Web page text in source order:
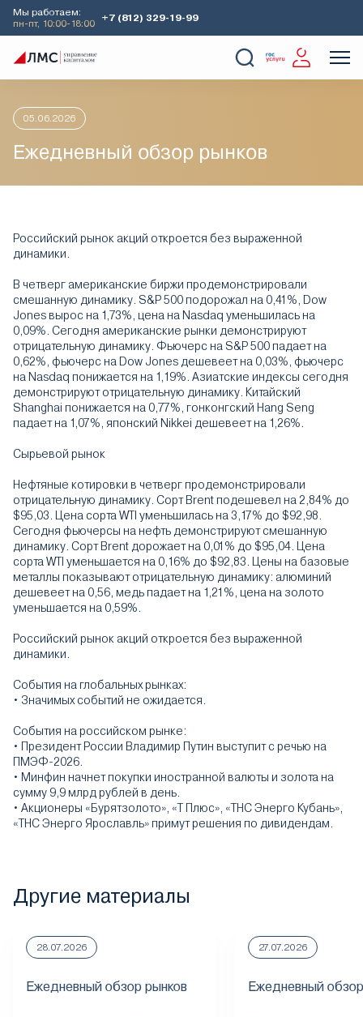
Мы работаем:
пн-пт, 10:00-18:00
+7 (812) 329-19-99
Главная Аналитика
05.06.2026
Ежедневный обзор рынков
Российский рынок акций откроется без выраженной
динамики.
В четверг американские биржи продемонстрировали
смешанную динамику. S&P 500 подорожал на 0,41%, Dow
Jones вырос на 1,73%, цена на Nasdaq уменьшилась на
0,09%. Сегодня американские рынки демонстрируют
отрицательную динамику. Фьючерс на S&P 500 падает на
0,62%, фьючерс на Dow Jones дешевеет на 0,03%, фьючерс
на Nasdaq понижается на 1,19%. Азиатские индексы сегодня
демонстрируют отрицательную динамику. Китайский
Shanghai понижается на 0,77%, гонконгский Hang Seng
падает на 1,07%, японский Nikkei дешевеет на 1,26%.
Сырьевой рынок
Нефтяные котировки в четверг продемонстрировали
отрицательную динамику. Сорт Brent подешевел на 2,84% до
$95,03. Цена сорта WTI уменьшилась на 3,17% до $92,98.
Сегодня фьючерсы на нефть демонстрируют смешанную
динамику. Сорт Brent дорожает на 0,01% до $95,04. Цена
сорта WTI уменьшается на 0,16% до $92,83. Цены на базовые
металлы показывают отрицательную динамику: алюминий
дешевеет на 0,56, медь падает на 1,21%, цена на золото
уменьшается на 0,59%.
Российский рынок акций откроется без выраженной
динамики.
События на глобальных рынках:
• Значимых событий не ожидается.
События на российском рынке:
• Президент России Владимир Путин выступит с речью на
ПМЭФ-2026.
• Минфин начнет покупки иностранной валюты и золота на
сумму 9,9 млрд рублей в день.
• Акционеры «Бурятзолото», «Т Плюс», «ТНС Энерго Кубань»,
«ТНС Энерго Ярославль» примут решения по дивидендам.
Другие материалы
28.07.2026
Ежедневный обзор рынков
27.07.2026
Ежедневный